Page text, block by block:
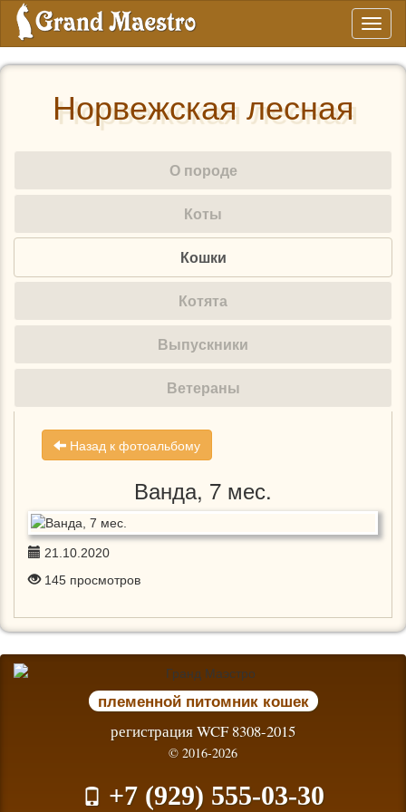
Норвежская лесная
О породе
Коты
Кошки
Котята
Выпускники
Ветераны
Назад к фотоальбому
Ванда, 7 мес.
21.10.2020
145 просмотров
племенной питомник кошек
регистрация WCF 8308-2015
© 2016-2026
+7 (929) 555-03-30